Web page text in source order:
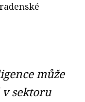
může
sektoru